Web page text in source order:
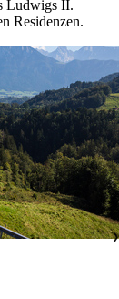
Ludwigs II.
Residenzen.
❯